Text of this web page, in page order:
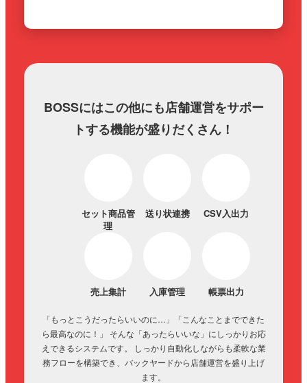
BOSSにはこの他にも店舗運営をサポー
トする機能が盛りだくさん！
セット商品管
理
送り状連携 CSV入出力
売上集計 入庫管理 帳票出力
「もっとこうだったらいいのに…」「こんなことまでできた
ら最高なのに！」
そんな「あったらいいな」にしっかりお応
えできるシステムです。
しっかり自動化しながらも柔軟な業
務フローを構築でき、バックヤードから店舗運営を盛り上げ
ます。